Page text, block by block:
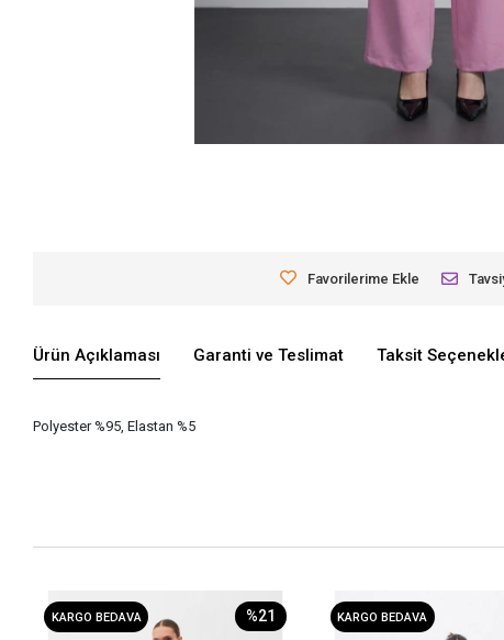
Favorilerime Ekle
Ürün Açıklaması Garanti ve Teslimat Taksit
Polyester %95, Elastan %5
KARGO BEDAVA %21 KARGO BEDAVA